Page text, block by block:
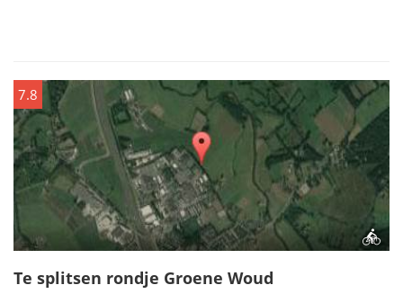
7.8
Te splitsen rondje Groene Woud